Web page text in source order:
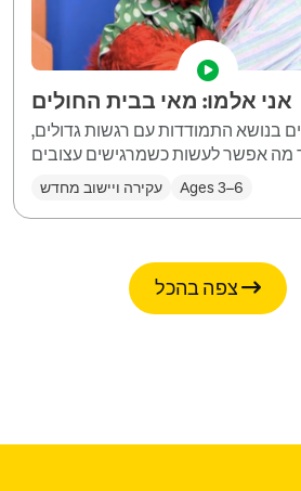
אני אלמו: מאי בבית החולים
בנושא התמודדות עם רגשות גדולים,
עקירה ויישוב מחדש Ages 3–6
צפה בהכל